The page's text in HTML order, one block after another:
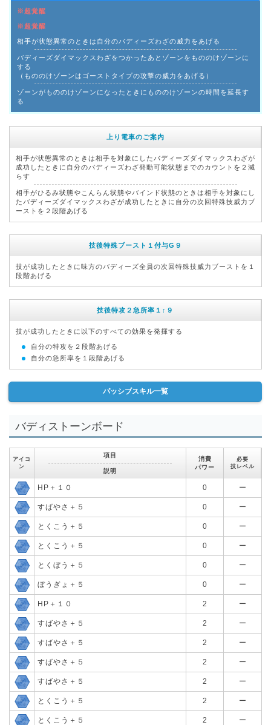
※超覚醒
※超覚醒
相手が状態異常のときは自分のバディーズわざの威力をあげる
バディーズダイマックスわざをつかったあとゾーンをもののけゾーンに
する
（もののけゾーンはゴーストタイプの攻撃の威力をあげる）
ゾーンがもののけゾーンになったときにもののけゾーンの時間を延長す
る
上り電車のご案内
相手が状態異常のときは相手を対象にしたバディーズダイマックスわざが
成功したときに自分のバディーズわざ発動可能状態までのカウントを２減
らす
相手がひるみ状態やこんらん状態やバインド状態のときは相手を対象にし
たバディーズダイマックスわざが成功したときに自分の次回特殊技威力ブ
ーストを２段階あげる
技後特殊ブースト１付与G９
技が成功したときに味方のバディーズ全員の次回特殊技威力ブーストを１
段階あげる
技後特攻２急所率１↑９
技が成功したときに以下のすべての効果を発揮する
自分の特攻を２段階あげる
自分の急所率を１段階あげる
パッシブスキル一覧
バディストーンボード
アイコ
ン
項目
説明
消費
パワー
必要
技レベル
HP＋１０ 0 ー
すばやさ＋５ 0 ー
とくこう＋５ 0 ー
とくこう＋５ 0 ー
とくぼう＋５ 0 ー
ぼうぎょ＋５ 0 ー
HP＋１０ 2 ー
すばやさ＋５ 2 ー
すばやさ＋５ 2 ー
すばやさ＋５ 2 ー
すばやさ＋５ 2 ー
とくこう＋５ 2 ー
とくこう＋５ 2 ー